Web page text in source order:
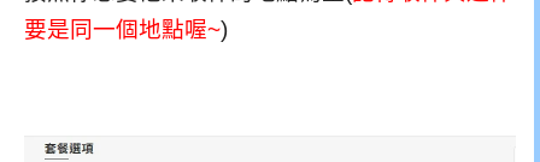
要是同一個地點喔~)